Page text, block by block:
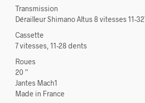
Transmission
Dérailleur Shimano Altus 8 vitesses 11-
Cassette
7 vitesses, 11-28 dents
Roues
20 ”
Jantes Mach1
Made in France